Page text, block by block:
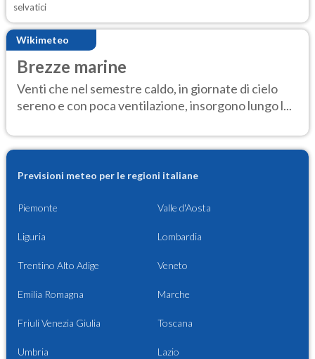
selvatici
Wikimeteo
Brezze marine
Venti che nel semestre caldo, in giornate di cielo
sereno e con poca ventilazione, insorgono lungo l...
Previsioni meteo per le regioni italiane
Piemonte Valle d'Aosta
Liguria Lombardia
Trentino Alto Adige Veneto
Emilia Romagna Marche
Friuli Venezia Giulia Toscana
Umbria Lazio